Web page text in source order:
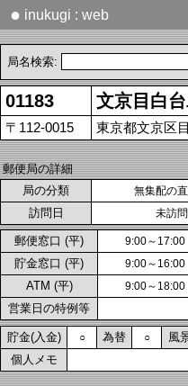
● inukugi : web
局名検索:
01183 文京目白
〒112-0015 東京都文京区
郵便局の詳細
局の分類
無集配の
訪問日 未訪問
郵便窓口 (平) 9:00～17:00
貯金窓口 (平) 9:00～16:00
ATM (平) 9:00～18:00
営業日の特例等
貯金(入金) ○ 為替 ○ 風
個人メモ